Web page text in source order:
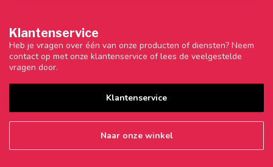
Klantenservice
Heb je vragen over één van onze producten of diensten? Neem
contact op met onze klantenservice of lees de veelgestelde
vragen door.
Klantenservice
Naar onze winkel